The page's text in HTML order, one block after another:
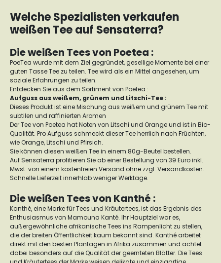
Welche Spezialisten verkaufen
weißen Tee auf Sensaterra?
Die weißen Tees von Poetea :
PoeTea wurde mit dem Ziel gegründet, gesellige Momente bei einer
guten Tasse Tee zu teilen. Tee wird als ein Mittel angesehen, um
soziale Erfahrungen zu teilen.
Entdecken Sie aus dem Sortiment von Poetea :
Aufguss aus weißem, grünem und Litschi-Tee :
Dieses Produkt ist eine Mischung aus weißem und grünem Tee mit
subtilen und raffinierten Aromen
Der Tee von Poetea hat Noten von Litschi und Orange und ist in Bio-
Qualität. Pro Aufguss schmeckt dieser Tee herrlich nach Früchten,
wie Orange, Litschi und Pfirsich.
Sie können diesen weißen Tee in einem 80g-Beutel bestellen.
Auf Sensaterra profitieren Sie ab einer Bestellung von 39 Euro inkl.
Mwst. von einem kostenfreien Versand ohne zzgl. Versandkosten.
Schnelle Lieferzeit innerhlab weniger Werktage.
Die weißen Tees von Kanthé :
Kanthé, eine Marke für Tees und Kräutertees, ist das Ergebnis des
Enthusiasmus von Mamouna Kanté. Ihr Hauptziel war es,
außergewöhnliche afrikanische Tees ins Rampenlicht zu stellen,
die der breiten Öffentlichkeit kaum bekannt sind. Kanthé arbeitet
direkt mit den besten Plantagen in Afrika zusammen und achtet
dabei besonders auf die Qualität der geernteten Blätter. Die Tees